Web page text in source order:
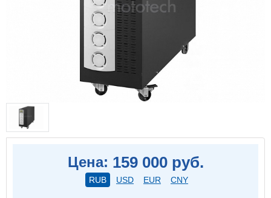
Цена: 159 000 руб.
RUB USD EUR CNY